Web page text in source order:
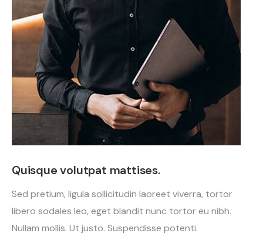
Quisque volutpat mattises.
Sed pretium, ligula sollicitudin laoreet viverra, tortor
libero sodales leo, eget blandit nunc tortor eu nibh.
Nullam mollis. Ut justo. Suspendisse potenti.